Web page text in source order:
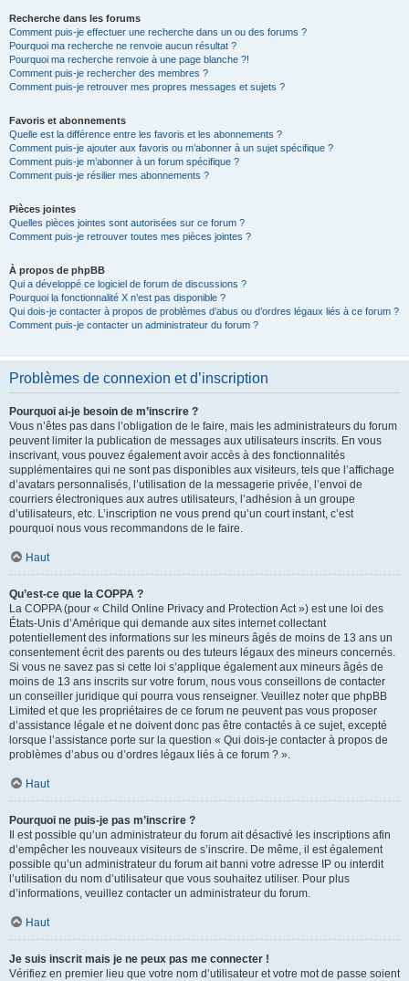
Recherche dans les forums
Comment puis-je effectuer une recherche dans un ou des forums ?
Pourquoi ma recherche ne renvoie aucun résultat ?
Pourquoi ma recherche renvoie à une page blanche ?!
Comment puis-je rechercher des membres ?
Comment puis-je retrouver mes propres messages et sujets ?
Favoris et abonnements
Quelle est la différence entre les favoris et les abonnements ?
Comment puis-je ajouter aux favoris ou m’abonner à un sujet spécifique ?
Comment puis-je m’abonner à un forum spécifique ?
Comment puis-je résilier mes abonnements ?
Pièces jointes
Quelles pièces jointes sont autorisées sur ce forum ?
Comment puis-je retrouver toutes mes pièces jointes ?
À propos de phpBB
Qui a développé ce logiciel de forum de discussions ?
Pourquoi la fonctionnalité X n’est pas disponible ?
Qui dois-je contacter à propos de problèmes d’abus ou d’ordres légaux liés à ce forum ?
Comment puis-je contacter un administrateur du forum ?
Problèmes de connexion et d’inscription
Pourquoi ai-je besoin de m’inscrire ?
Vous n’êtes pas dans l’obligation de le faire, mais les administrateurs du forum
peuvent limiter la publication de messages aux utilisateurs inscrits. En vous
inscrivant, vous pouvez également avoir accès à des fonctionnalités
supplémentaires qui ne sont pas disponibles aux visiteurs, tels que l’affichage
d’avatars personnalisés, l’utilisation de la messagerie privée, l’envoi de
courriers électroniques aux autres utilisateurs, l’adhésion à un groupe
d’utilisateurs, etc. L’inscription ne vous prend qu’un court instant, c’est
pourquoi nous vous recommandons de le faire.
Haut
Qu’est-ce que la COPPA ?
La COPPA (pour « Child Online Privacy and Protection Act ») est une loi des
États-Unis d’Amérique qui demande aux sites internet collectant
potentiellement des informations sur les mineurs âgés de moins de 13 ans un
consentement écrit des parents ou des tuteurs légaux des mineurs concernés.
Si vous ne savez pas si cette loi s’applique également aux mineurs âgés de
moins de 13 ans inscrits sur votre forum, nous vous conseillons de contacter
un conseiller juridique qui pourra vous renseigner. Veuillez noter que phpBB
Limited et que les propriétaires de ce forum ne peuvent pas vous proposer
d’assistance légale et ne doivent donc pas être contactés à ce sujet, excepté
lorsque l’assistance porte sur la question « Qui dois-je contacter à propos de
problèmes d’abus ou d’ordres légaux liés à ce forum ? ».
Haut
Pourquoi ne puis-je pas m’inscrire ?
Il est possible qu’un administrateur du forum ait désactivé les inscriptions afin
d’empêcher les nouveaux visiteurs de s’inscrire. De même, il est également
possible qu’un administrateur du forum ait banni votre adresse IP ou interdit
l’utilisation du nom d’utilisateur que vous souhaitez utiliser. Pour plus
d’informations, veuillez contacter un administrateur du forum.
Haut
Je suis inscrit mais je ne peux pas me connecter !
Vérifiez en premier lieu que votre nom d’utilisateur et votre mot de passe soient